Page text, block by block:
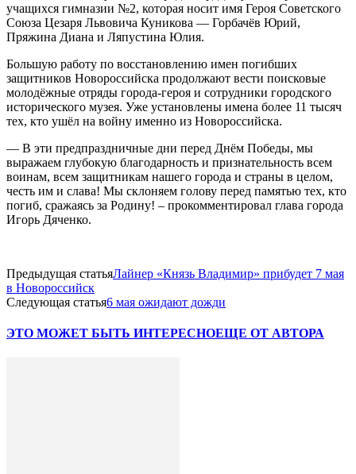
учащихся гимназии №2, которая носит имя Героя Советского
Союза Цезаря Львовича Куникова — Горбачёв Юрий,
Пряжина Диана и Ляпустина Юлия.
Большую работу по восстановлению имен погибших
защитников Новороссийска продолжают вести поисковые
молодёжные отряды города-героя и сотрудники городского
исторического музея. Уже установлены имена более 11 тысяч
тех, кто ушёл на войну именно из Новороссийска.
— В эти предпраздничные дни перед Днём Победы, мы
выражаем глубокую благодарность и признательность всем
воинам, всем защитникам нашего города и страны в целом,
честь им и слава! Мы склоняем голову перед памятью тех, кто
погиб, сражаясь за Родину! – прокомментировал глава города
Игорь Дяченко.
Предыдущая статьяЛайнер «Князь Владимир» прибудет 7 мая
в Новороссийск
Следующая статья6 мая ожидают дожди
ЭТО МОЖЕТ БЫТЬ ИНТЕРЕСНОЕЩЕ ОТ АВТОРА